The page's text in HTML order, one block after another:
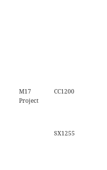
M17
Project
CC1200
SX1255